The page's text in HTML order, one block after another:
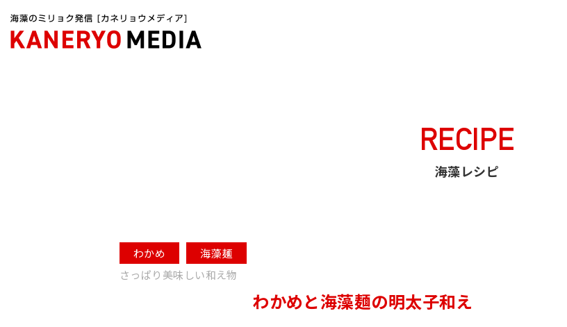
カネリョウメディアTOP
RECIPE
海藻レシピ
わかめ
海藻麺
さっぱり美味しい和え物
わかめと海藻麺の明太子和え